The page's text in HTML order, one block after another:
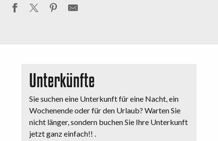
Unterkünfte
Sie suchen eine Unterkunft für eine Nacht, ein
Wochenende oder für den Urlaub? Warten Sie
nicht länger, sondern buchen Sie Ihre Unterkunft
jetzt ganz einfach!! .